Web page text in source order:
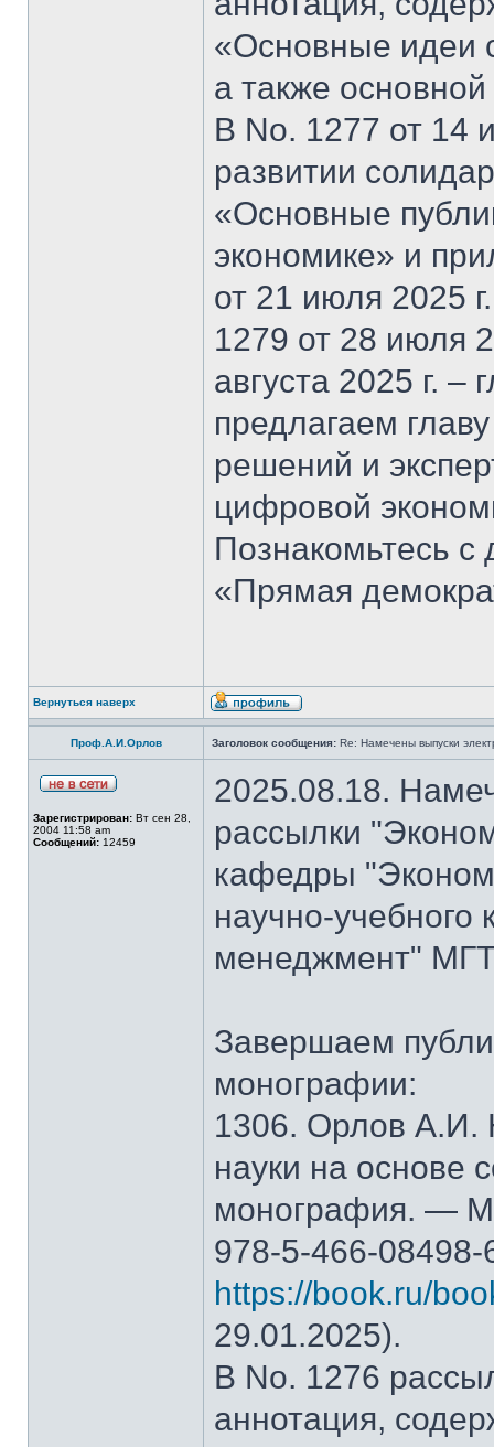
«Основные идеи
а также
В No. 1277 от 14
развитии
«Основные
экономике» и
от 21 июля 2025
1279 от 28 июля
августа 2025 г.
предлагаем
решений и
цифровой
Познакомьтесь
«Прямая
Вернуться наверх
Проф.А.И.Орлов Заголовок сообщения: Re: Намечены выпуски
Зарегистрирован: Вт сен 28,
2004 11:58 am
Сообщений: 12459
2025.08.18.
рассылки
кафедры
научно-
менеджмент"
Завершаем
монографии:
1306. Орлов А.И.
науки на основе
монография. —
978-5-466-
https://book.ru/
29.01.2025).
В No. 1276
аннотация,